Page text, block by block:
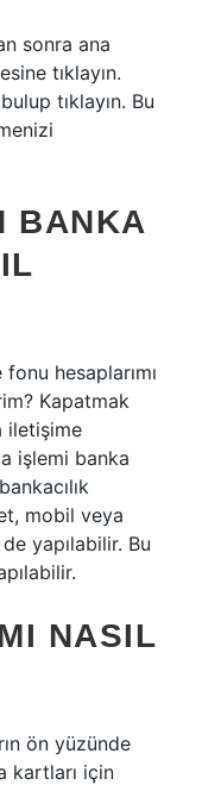
sonra ana
tıklayın.
tıklayın. Bu
BANKA
hesaplarımı
Kapatmak
iletişime
işlemi banka
mobil veya
yapılabilir. Bu
NASIL
ön yüzünde
kartları için